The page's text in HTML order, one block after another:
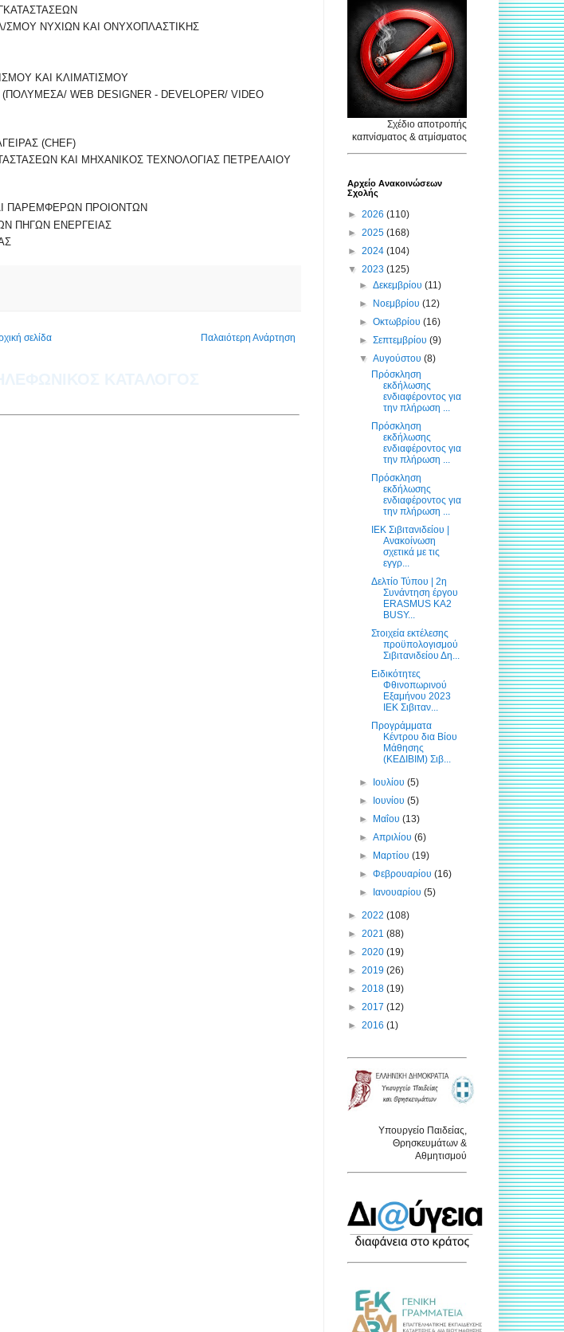
ΣΜΟΥ ΝΥΧΙΩΝ ΚΑΙ ΟΝΥΧΟΠΛΑΣΤΙΚΗΣ
ΚΑΙ ΚΛΙΜΑΤΙΣΜΟΥ
WEB DESIGNER - DEVELOPER/ VIDEO
(CHEF)
ΚΑΙ ΜΗΧΑΝΙΚΟΣ ΤΕΧΝΟΛΟΓΙΑΣ ΠΕΤΡΕΛΑΙΟΥ
ΠΑΡΕΜΦΕΡΩΝ ΠΡΟΙΟΝΤΩΝ
ΠΗΓΩΝ ΕΝΕΡΓΕΙΑΣ
Παλαιότερη Ανάρτηση
σελίδα
Σχέδιο αποτροπής
καπνίσματος & ατμίσματος
Αρχείο Ανακοινώσεων
Σχολής
► 2026 (110)
► 2025 (168)
► 2024 (104)
▼ 2023 (125)
►Δεκεμβρίου(11)
► Νοεμβρίου(12)
►Οκτωβρίου(16)
►Σεπτεμβρίου(9)
▼Αυγούστου(8)
Πρόσκληση
εκδήλωσης
ενδιαφέροντος για
την πλήρωση ...
Πρόσκληση
εκδήλωσης
ενδιαφέροντος για
την πλήρωση ...
Πρόσκληση
εκδήλωσης
ενδιαφέροντος για
την πλήρωση ...
ΙΕΚ Σιβιτανιδείου |
Ανακοίνωση
σχετικά με τις
εγγρ...
Δελτίο Τύπου | 2η
Συνάντηση έργου
ERASMUS KA2
BUSY...
Στοιχεία εκτέλεσης
προϋπολογισμού
Σιβιτανιδείου Δη...
Ειδικότητες
Φθινοπωρινού
Εξαμήνου 2023
ΙΕΚ Σιβιταν...
Προγράμματα
Κέντρου δια Βίου
Μάθησης
(ΚΕΔΙΒΙΜ) Σιβ...
► Ιουλίου(5)
► Ιουνίου(5)
► Μαΐου(13)
►Απριλίου(6)
► Μαρτίου(19)
►Φεβρουαρίου(16)
► Ιανουαρίου(5)
► 2022 (108)
► 2021 (88)
► 2020 (19)
► 2019 (26)
► 2018 (19)
► 2017 (12)
► 2016 (1)
Υπουργείο Παιδείας,
Θρησκευμάτων &
Αθμητισμού